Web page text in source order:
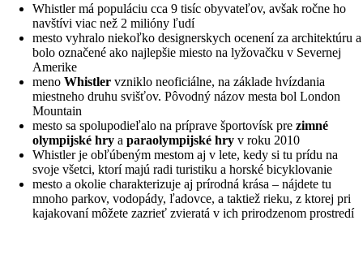
Whistler má populáciu cca 9 tisíc obyvateľov, avšak ročne ho
navštívi viac než 2 milióny ľudí
mesto vyhralo niekoľko designerskych ocenení za architektúru a
bolo označené ako najlepšie miesto na lyžovačku v Severnej
Amerike
meno Whistler vzniklo neoficiálne, na základe hvízdania
miestneho druhu svišťov. Pôvodný názov mesta bol London
Mountain
mesto sa spolupodieľalo na príprave športovísk pre zimné
olympijské hry a paraolympijské hry v roku 2010
Whistler je obľúbeným mestom aj v lete, kedy si tu prídu na
svoje všetci, ktorí majú radi turistiku a horské bicyklovanie
mesto a okolie charakterizuje aj prírodná krása – nájdete tu
mnoho parkov, vodopády, ľadovce, a taktiež rieku, z ktorej pri
kajakovaní môžete zazrieť zvieratá v ich prirodzenom prostredí